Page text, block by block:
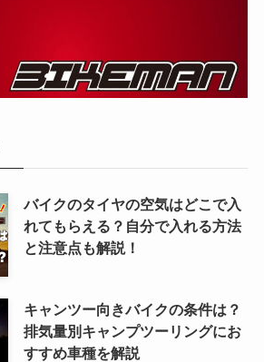
バイクのタイヤの空気はどこで入
れてもらえる？自分で入れる方法
と注意点も解説！
キャンツー向きバイクの条件は？
排気量別キャンプツーリングにお
すすめ車種を解説